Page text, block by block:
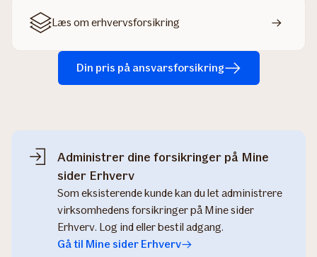
Læs om erhvervsforsikring
Din pris på ansvarsforsikring
Administrer dine forsikringer på Mine
sider Erhverv
Som eksisterende kunde kan du let administrere
virksomhedens forsikringer på Mine sider
Erhverv. Log ind eller bestil adgang.
Gå til Mine sider Erhverv